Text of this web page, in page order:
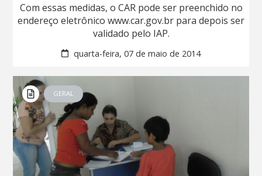
Com essas medidas, o CAR pode ser preenchido no
endereço eletrônico www.car.gov.br para depois ser
validado pelo IAP.
quarta-feira, 07 de maio de 2014
GERAL